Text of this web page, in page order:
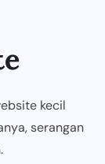
kecil
serangan